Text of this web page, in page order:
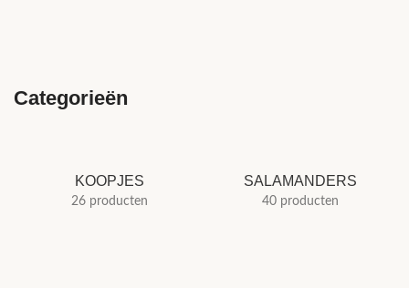
Categorieën
KOOPJES
26 producten
SALAMANDERS
40 producten